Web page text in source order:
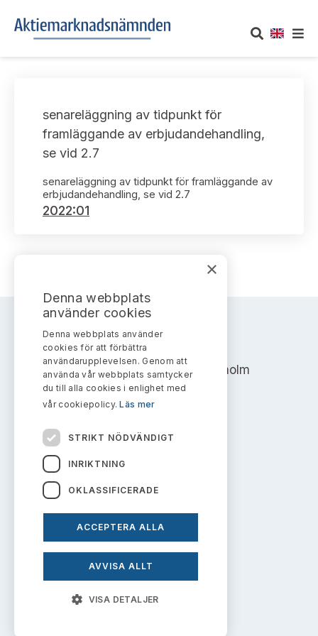
Om oss
Vårt uppdrag
Informationsgivning
Arbetsordning
Ledamöter
Huvudmän
Verksamhetsberättelser
Publikationer och anföranden
UTTALANDEN
Om nämndens uttalanden
Framställningar och konsultation
Samtliga uttalanden sorterade årsvis
Uttalanden sorterade ämnesvis
Sök uttalanden
Avgifter
Takeover-regler för reglerade marknader och vissa
handelsplattformar
AKTUELLT
Bildarkiv
Kontakt angående ansökningar och uttalanden
senareläggning av tidpunkt för
framläggande av erbjudandehandling,
se vid 2.7
senareläggning av tidpunkt för framläggande av
erbjudandehandling, se vid 2.7
2022:01
AKTIEMARKNADSNÄMNDEN
Address: Box 7354, 103 90 Stockholm
info@aktiemarknadsnamnden.se
Om innehållet
Om webbplatsen
Prenumerera på uttalanden
×
Denna webbplats
använder cookies
Denna webbplats använder
cookies för att förbättra
användarupplevelsen. Genom att
använda vår webbplats samtycker
du till alla cookies i enlighet med
vår cookiepolicy.Läs mer
STRIKT NÖDVÄNDIGT
INRIKTNING
OKLASSIFICERADE
ACCEPTERA ALLA
AVVISA ALLT
VISA DETALJER